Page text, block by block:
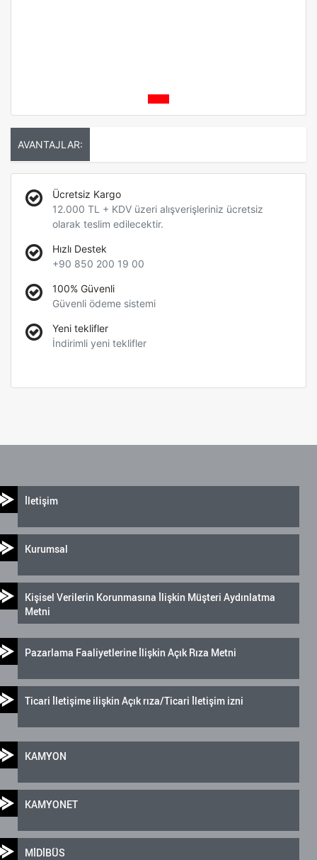
AVANTAJLAR:
Ücretsiz Kargo
12.000 TL + KDV üzeri alışverişleriniz ücretsiz
olarak teslim edilecektir.
Hızlı Destek
+90 850 200 19 00
100% Güvenli
Güvenli ödeme sistemi
Yeni teklifler
İndirimli yeni teklifler
İletişim
Kurumsal
Kişisel Verilerin Korunmasına İlişkin Müşteri Aydınlatma
Metni
Pazarlama Faaliyetlerine İlişkin Açık Rıza Metni
Ticari İletişime ilişkin Açık rıza/Ticari İletişim izni
KAMYON
KAMYONET
MİDİBÜS